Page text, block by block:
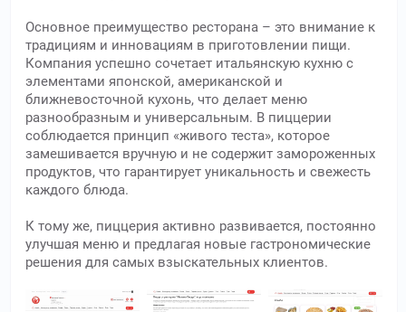
Основное преимущество ресторана – это внимание к
традициям и инновациям в приготовлении пищи.
Компания успешно сочетает итальянскую кухню с
элементами японской, американской и
ближневосточной кухонь, что делает меню
разнообразным и универсальным. В пиццерии
соблюдается принцип «живого теста», которое
замешивается вручную и не содержит замороженных
продуктов, что гарантирует уникальность и свежесть
каждого блюда.
К тому же, пиццерия активно развивается, постоянно
улучшая меню и предлагая новые гастрономические
решения для самых взыскательных клиентов.